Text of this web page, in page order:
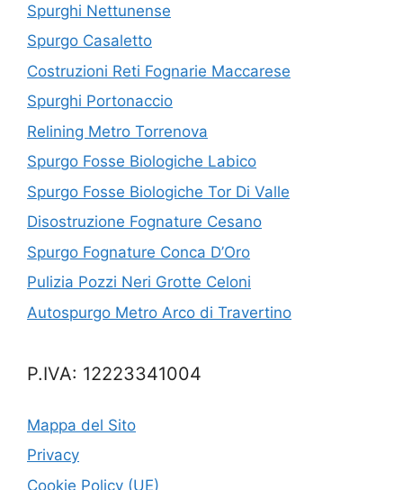
Spurghi Nettunense
Spurgo Casaletto
Costruzioni Reti Fognarie Maccarese
Spurghi Portonaccio
Relining Metro Torrenova
Spurgo Fosse Biologiche Labico
Spurgo Fosse Biologiche Tor Di Valle
Disostruzione Fognature Cesano
Spurgo Fognature Conca D’Oro
Pulizia Pozzi Neri Grotte Celoni
Autospurgo Metro Arco di Travertino
P.IVA: 12223341004
Mappa del Sito
Privacy
Cookie Policy (UE)